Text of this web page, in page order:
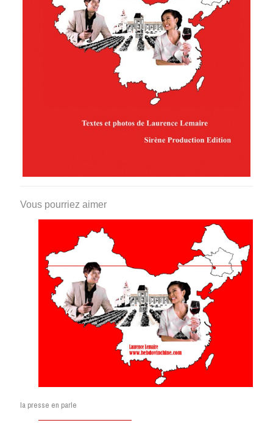
Vous pourriez aimer
la presse en parle